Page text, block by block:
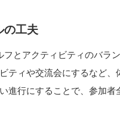
の工夫
とアクティビティのバラ
ティや交流会にするなど
進行にすることで、参加